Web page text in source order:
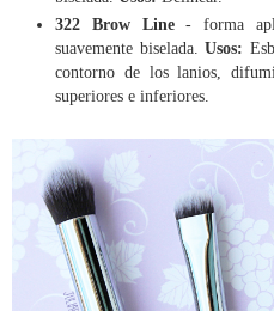
322 Brow Line- forma
suavemente biselada.Usos:
contorno de los lanios,
superiores e inferiores.